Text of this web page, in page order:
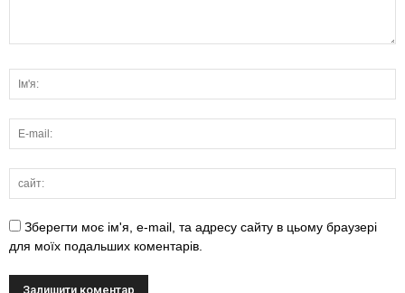
Зберегти моє ім'я, e-mail, та адресу сайту в цьому браузері
для моїх подальших коментарів.